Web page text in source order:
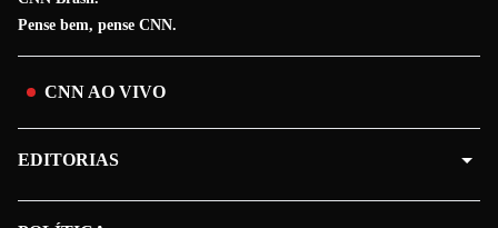
Pense bem, pense CNN.
CNN AO VIVO
EDITORIAS